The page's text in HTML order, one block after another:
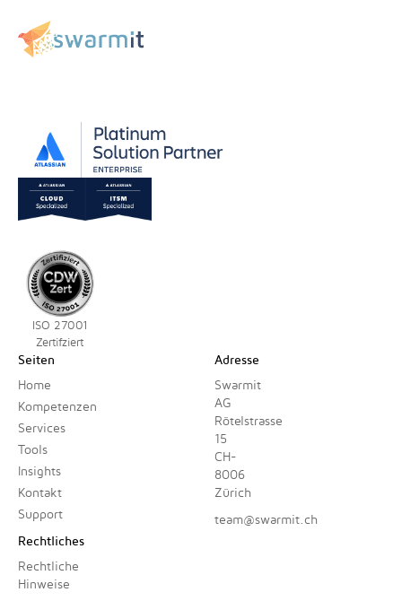
ISO 27001
Zertifziert
Seiten
Home
Kompetenzen
Services
Tools
Insights
Kontakt
Support
Adresse
Swarmit
AG
Rötelstrasse
15
CH-
8006
Zürich
team@swarmit.ch
Rechtliches
Rechtliche
Hinweise